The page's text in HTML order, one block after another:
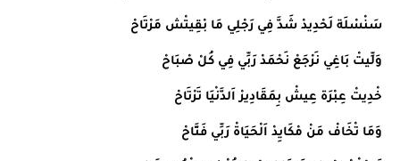
سَنْسْلَة لَحْدِيدْ شَدَّ فِي رَجْلِي مَا بْقِيتْش مَرْتَاحْ
وَلِّيتْ بَاغِي نَرْجَعْ نَحْمَدْ رَبِّي فِي كُلْ صْبَاحْ
خْدِيتْ عِبْرَة عِيشْ بِمَقَادِيرْ اَلدَّنْيَا تَرْتَاحْ
وَمَا تْخَافْ مَنْ مْكَايِدْ اَلْحَيَاةْ رَبِّي فَتَّاحْ